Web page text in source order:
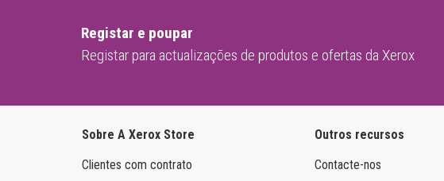
Registar e poupar
Registar para actualizações de produtos e ofertas da Xerox
Sobre A Xerox Store
Clientes com contrato
Outros recursos
Contacte-nos